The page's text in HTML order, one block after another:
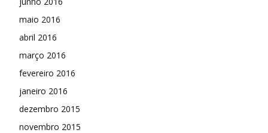
maio 2016
abril 2016
março 2016
fevereiro 2016
janeiro 2016
dezembro 2015
novembro 2015